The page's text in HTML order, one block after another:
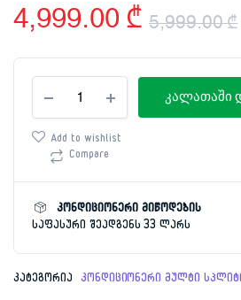
5,999.00₾
4,999.00 ₾
კონდიციონერი
მულტი
სპლიტი
220მ²
TCL
42I5HD/DVO
INVENTER
რაოდენობა
კალათაში
Add to wishlist
Compare
კონდიციონერი მიწოდების
საფასური შეადგენს 33 ლარს
კატეგორია კონდიციონერი მულტი